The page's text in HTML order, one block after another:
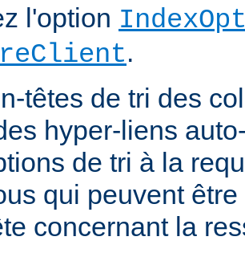
l'option
.
têtes de tri des
hyper-liens
de tri à la
qui peuvent
concernant la